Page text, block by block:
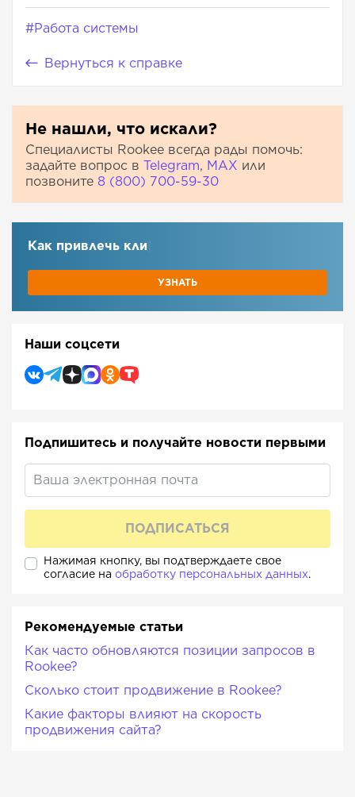
#Работа системы
Вернуться к справке
Не нашли, что искали?
Специалисты Rookee всегда рады помочь:
задайте вопрос в Telegram, МАХ или
позвоните 8 (800) 700-59-30
Как привлечь клиентов
УЗНАТЬ
Наши соцсети
Подпишитесь и получайте новости первыми
Нажимая кнопку, вы подтверждаете свое
согласие на обработку персональных данных.
Рекомендуемые статьи
Как часто обновляются позиции запросов в
Rookee?
Сколько стоит продвижение в Rookee?
Какие факторы влияют на скорость
продвижения сайта?